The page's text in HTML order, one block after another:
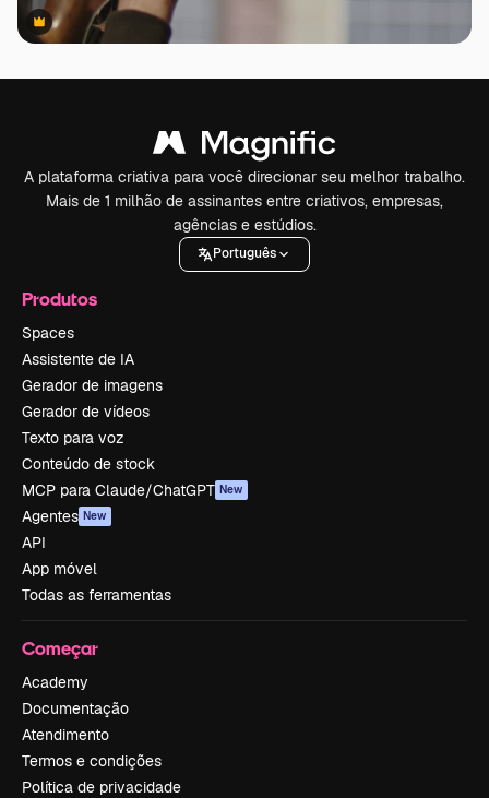
Premium
Premium
A plataforma criativa para você direcionar seu melhor trabalho.
Mais de 1 milhão de assinantes entre criativos, empresas,
agências e estúdios.
Português
Produtos
Spaces
Assistente de IA
Gerador de imagens
Gerador de vídeos
Texto para voz
Conteúdo de stock
MCP para Claude/ChatGPT New
Agentes New
API
App móvel
Todas as ferramentas
Começar
Academy
Documentação
Atendimento
Termos e condições
Política de privacidade